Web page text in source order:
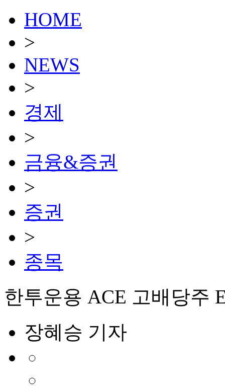
HOME
>
NEWS
>
경제
>
금융&증권
>
증권
>
종목
한투운용 ACE 고배당주
장혜승 기자